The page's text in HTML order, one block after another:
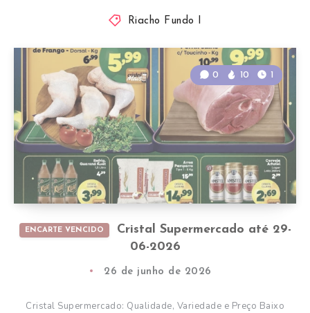
Riacho Fundo I
ENCARTE VENCIDO
Cristal Supermercado até 29-
06-2026
0 10 1
26 de junho de 2026
Cristal Supermercado: Qualidade, Variedade e Preço Baixo